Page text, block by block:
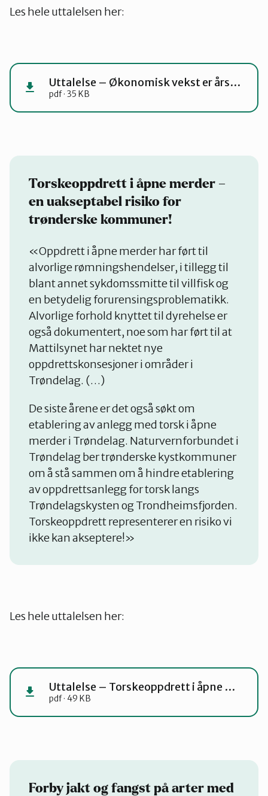
Les hele uttalelsen her:
Uttalelse – Økonomisk vekst er årsaken til både natur- og klimakrisa
pdf · 35 KB
Torskeoppdrett i åpne merder –
en uakseptabel risiko for
trønderske kommuner!
«Oppdrett i åpne merder har ført til
alvorlige rømningshendelser, i tillegg til
blant annet sykdomssmitte til villfisk og
en betydelig forurensingsproblematikk.
Alvorlige forhold knyttet til dyrehelse er
også dokumentert, noe som har ført til at
Mattilsynet har nektet nye
oppdrettskonsesjoner i områder i
Trøndelag. (…)
De siste årene er det også søkt om
etablering av anlegg med torsk i åpne
merder i Trøndelag. Naturvernforbundet i
Trøndelag ber trønderske kystkommuner
om å stå sammen om å hindre etablering
av oppdrettsanlegg for torsk langs
Trøndelagskysten og Trondheimsfjorden.
Torskeoppdrett representerer en risiko vi
ikke kan akseptere!»
Les hele uttalelsen her:
Uttalelse – Torskeoppdrett i åpne merder – en uakseptabel risiko for trønderske kommuner
pdf · 49 KB
Forby jakt og fangst på arter med